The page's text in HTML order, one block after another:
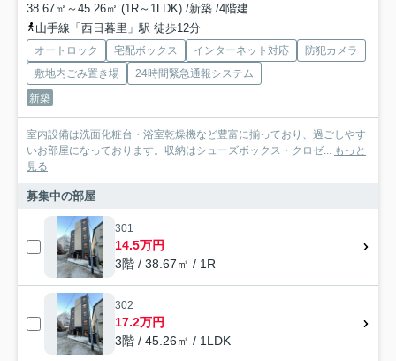
38.67㎡～45.26㎡ (1R～1LDK) /新築 /4階建
山手線「西日暮里」駅 徒歩12分
オートロック 宅配ボックス インターネット対応
防犯カメラ
敷地内ごみ置き場
24時間緊急通報システム
新築
室内設備は洗面化粧台・浴室乾燥機など豊富に揃っており、過ごしやす
いお部屋になっております。収納はシューズボックス・クロゼ... もっと
見る
募集中の部屋
301
14.5万円
3階 / 38.67㎡ / 1R
302
17.2万円
3階 / 45.26㎡ / 1LDK